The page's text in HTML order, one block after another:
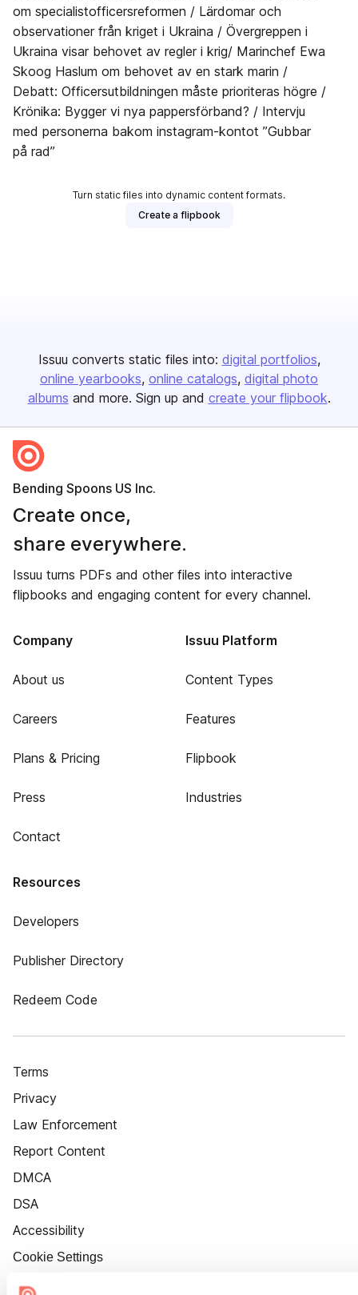
om specialistofficersreformen / Lärdomar och
observationer från kriget i Ukraina / Övergreppen i
Ukraina visar behovet av regler i krig/ Marinchef Ewa
Skoog Haslum om behovet av en stark marin /
Debatt: Officersutbildningen måste prioriteras högre /
Krönika: Bygger vi nya pappersförband? / Intervju
med personerna bakom instagram-kontot ”Gubbar
på rad”
Turn static files into dynamic content formats.
Create a flipbook
Issuu converts static files into: digital portfolios
online yearbooks online catalogs digital photo
albums and more. Sign up and create your flipbook.
Bending Spoons US Inc.
Create once,
share everywhere.
Issuu turns PDFs and other files into interactive
flipbooks and engaging content for every channel.
Company
About us
Careers
Plans & Pricing
Press
Contact
Issuu Platform
Content Types
Features
Flipbook
Industries
Resources
Developers
Publisher Directory
Redeem Code
Terms
Privacy
Law Enforcement
Report Content
DMCA
DSA
Accessibility
Cookie Settings